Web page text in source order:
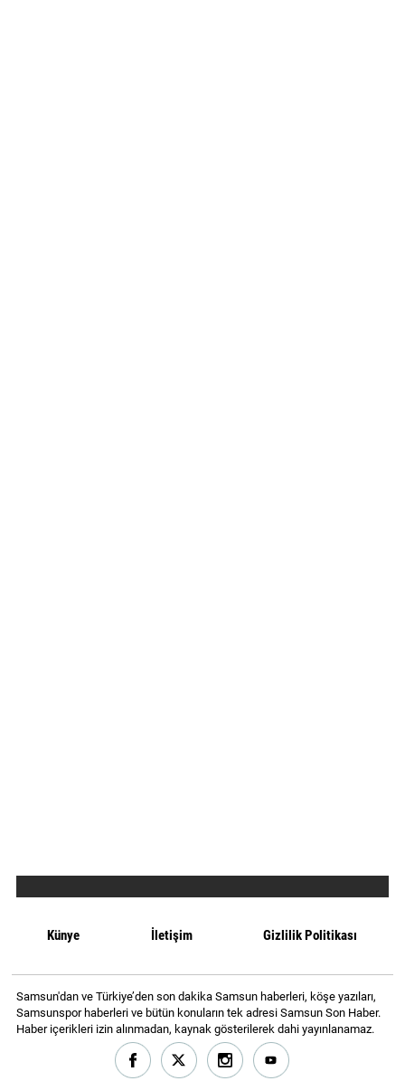
Künye İletişim Gizlilik Politikası
Samsun'dan ve Türkiye’den son dakika Samsun haberleri, köşe yazıları,
Samsunspor haberleri ve bütün konuların tek adresi Samsun Son Haber.
Haber içerikleri izin alınmadan, kaynak gösterilerek dahi yayınlanamaz.